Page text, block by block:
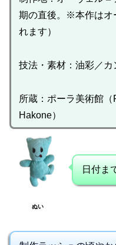
期の直後。※本作はオ
れます）
技法・素材：油彩／カ
所蔵：ポーラ美術館（
Hakone）
ぬい
日付ま